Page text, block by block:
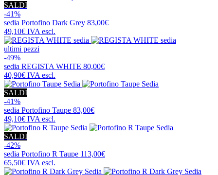
SALDI
-41%
sedia Portofino Dark Grey 83,00€
49,10€ IVA escl.
ultimi pezzi
-49%
sedia REGISTA WHITE 80,00€
40,90€ IVA escl.
SALDI
-41%
sedia Portofino Taupe 83,00€
49,10€ IVA escl.
SALDI
-42%
sedia Portofino R Taupe 113,00€
65,50€ IVA escl.